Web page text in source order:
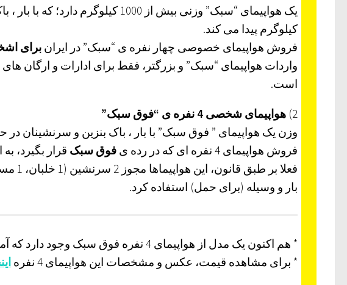
کیلوگرم پیدا می کند.
فروش هواپیمای خصوصی چهار نفره ی “سبک” در ایران برای
واردات هواپیمای “سبک” و بزرگتر، فقط برای ادارات و ارگان
است.
2) هواپیمای شخصی 4 نفره ی “فوق سبک”
وزن یک هواپیمای ” فوق سبک” با بار ، باک بنزین و سرنشینان در حدود 500
فروش هواپیمای 4 نفره ای که در رده ی
فوق سبک قرار بگیرد،
فعلا
بار و وسیله (برای حمل) استفاده کرد.
* هم اکنون یک مدل از هواپیمای 4 نفره فوق سبک وجود دارد که آماده برای فروش است.
* برای مشاهده قیمت، عکس و مشخصات این هواپیمای 4 نفره